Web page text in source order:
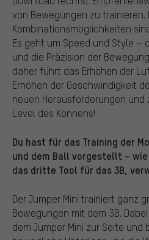
von Bewegungen zu trainieren.
Kombinationsmöglichkeiten
Es geht um Speed und Style –
und die Präzision der
daher führt das Erhöhen der
Erhöhen der Geschwindigkeit
neuen Herausforderungen
Level des Könnens!
Du hast für das Training der
und dem Ball vorgestellt –
das dritte Tool für das 3B,
Der Jumper Mini trainiert ganz
Bewegungen mit dem 3B.
dem Jumper Mini zur Seite